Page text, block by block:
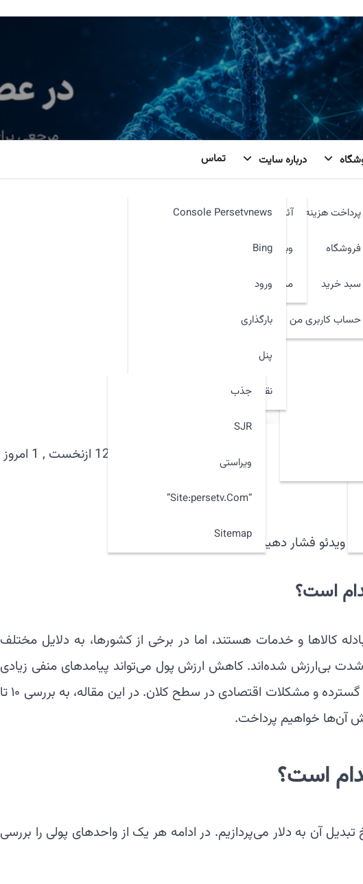
پرداخت هزینه
فروشگاه
سبد خرید
حساب کاربری من
درباره سایت
آئین نامهConsole Persetvnews
Bing
ورود
بارگذاری
پنل
نقشه سایت
جذب
SJR
ویراستی
“site:persetv.com”
Sitemap
وبمیل
مدیر سایت
تماس
, 1 امروز
ویدئو فشار دهید.
کالاها و خدمات هستند، اما در برخی از کشورها، به دلایل مختلف
بی‌ارزش شده‌اند. کاهش ارزش پول می‌تواند پیامدهای منفی زیادی
داشته باشد، از جمله افزایش هزینه زندگی، فقر گسترده و مشکلات اقتصادی در سطح کلان. در این مقاله، به بررسی ۱۰ تا
آن‌ها خواهیم پرداخت.
است؟
بی‌ارزش دنیا و نرخ تبدیل آن به دلار می‌پردازیم. در ادامه هر یک از واحدهای پولی را بررسی